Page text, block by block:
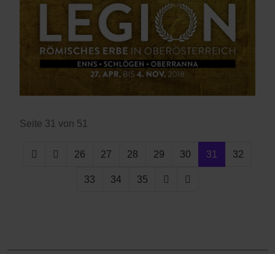
Seite 31 von 51
26 27 28 29 30 31 32
33 34 35